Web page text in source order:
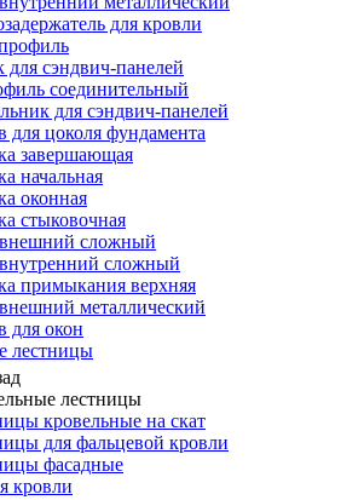
для кровли
для сэндвич-панелей
соединительный
для сэндвич-панелей
для цоколя фундамента
завершающая
начальная
оконная
стыковочная
сложный
сложный
примыкания верхняя
металлический
для окон
лестницы
лестницы
кровельные на скат
для фальцевой кровли
фасадные
кровли